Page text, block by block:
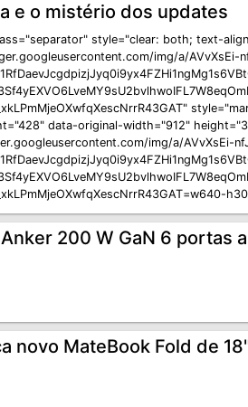
e o mistério dos updates
style="clear: both; text-
img/a/AVvXsEi-
data-original-width="912"
img/a/AVvXsEi-
200 W GaN 6 portas
novo MateBook Fold de